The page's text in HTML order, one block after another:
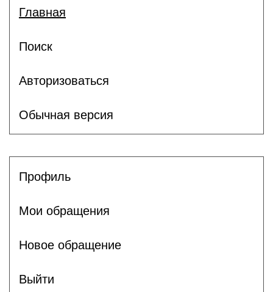
Главная
Поиск
Авторизоваться
Обычная версия
Профиль
Мои обращения
Новое обращение
Выйти